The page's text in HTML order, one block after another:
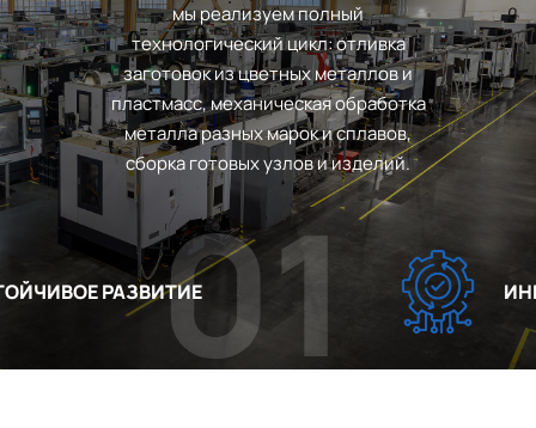
мы реализуем полный
технологический цикл: отливка
заготовок из цветных металлов и
пластмасс, механическая обработка
металла разных марок и сплавов,
сборка готовых узлов и изделий.
РАЗВИТИЕ01